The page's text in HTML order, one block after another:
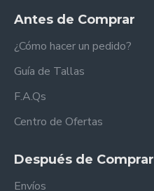
Antes de Comprar
¿Cómo hacer un pedido?
Guía de Tallas
F.A.Qs
Centro de Ofertas
Después de Comprar
Envíos